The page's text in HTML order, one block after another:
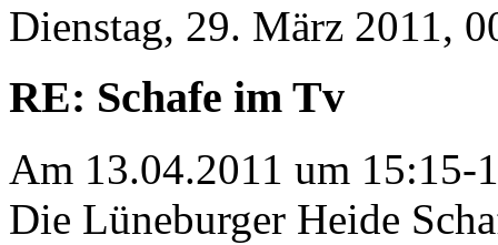
Dienstag, 29. März 2011,
RE: Schafe im Tv
Am 13.04.2011 um 15:15-
Die Lüneburger Heide